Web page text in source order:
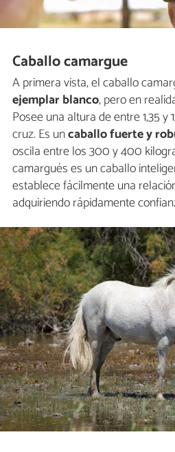
Caballo camargue
A primera vista, el caballo
ejemplar blanco, pero en
Posee una altura de entre 1,35 y
cruz. Es uncaballo fuerte y
oscila entre los 300 y 400
camargués es un caballo
establece fácilmente una
adquiriendo rápidamente